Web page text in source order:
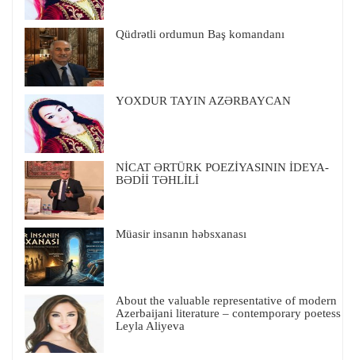
Qüdrətli ordumun Baş komandanı
YOXDUR TAYIN AZƏRBAYCAN
NİCAT ƏRTÜRK POEZİYASININ İDEYA-
BƏDİİ TƏHLİLİ
Müasir insanın həbsxanası
About the valuable representative of modern
Azerbaijani literature – contemporary poetess
Leyla Aliyeva